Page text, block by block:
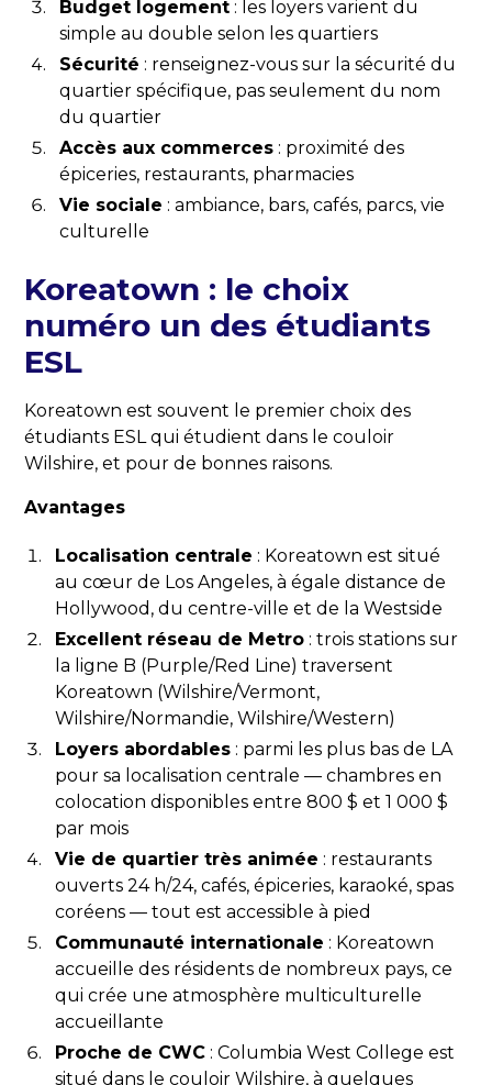
Budget logement : les loyers varient du
simple au double selon les quartiers
Sécurité : renseignez-vous sur la sécurité du
quartier spécifique, pas seulement du nom
du quartier
Accès aux commerces : proximité des
épiceries, restaurants, pharmacies
Vie sociale : ambiance, bars, cafés, parcs, vie
culturelle
Koreatown : le choix
numéro un des étudiants
ESL
Koreatown est souvent le premier choix des
étudiants ESL qui étudient dans le couloir
Wilshire, et pour de bonnes raisons.
Avantages
Localisation centrale : Koreatown est situé
au cœur de Los Angeles, à égale distance de
Hollywood, du centre-ville et de la Westside
Excellent réseau de Metro : trois stations sur
la ligne B (Purple/Red Line) traversent
Koreatown (Wilshire/Vermont,
Wilshire/Normandie, Wilshire/Western)
Loyers abordables : parmi les plus bas de LA
pour sa localisation centrale — chambres en
colocation disponibles entre 800 $ et 1 000 $
par mois
Vie de quartier très animée : restaurants
ouverts 24 h/24, cafés, épiceries, karaoké, spas
coréens — tout est accessible à pied
Communauté internationale : Koreatown
accueille des résidents de nombreux pays, ce
qui crée une atmosphère multiculturelle
accueillante
Proche de CWC : Columbia West College est
situé dans le couloir Wilshire, à quelques